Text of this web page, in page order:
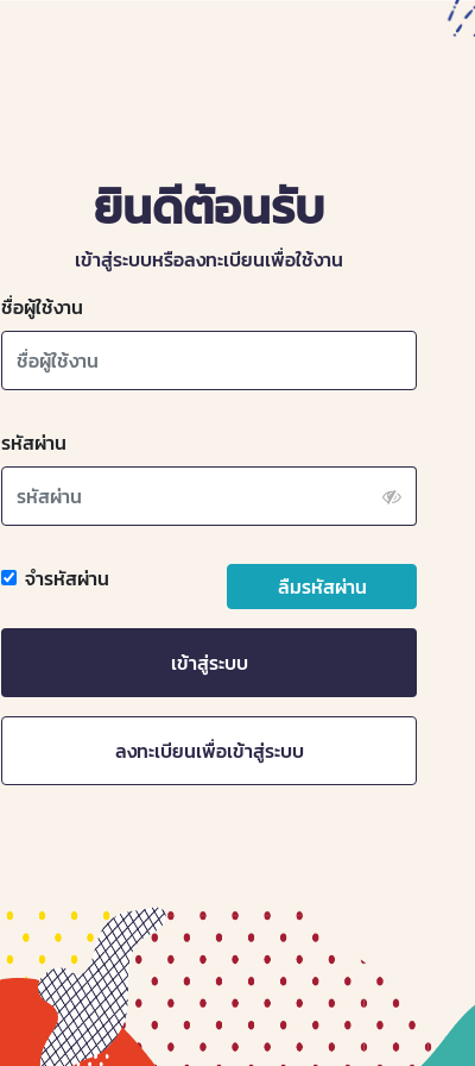
ยินดีต้อนรับ
เข้าสู่ระบบหรือลงทะเบียนเพื่อใช้งาน
ชื่อผู้ใช้งาน
รหัสผ่าน
จำรหัสผ่าน ลืมรหัสผ่าน
เข้าสู่ระบบ
ลงทะเบียนเพื่อเข้าสู่ระบบ